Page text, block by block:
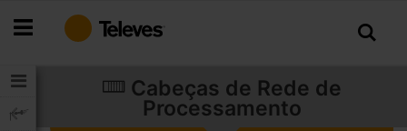
para
Cabeças de Rede de
Processamento